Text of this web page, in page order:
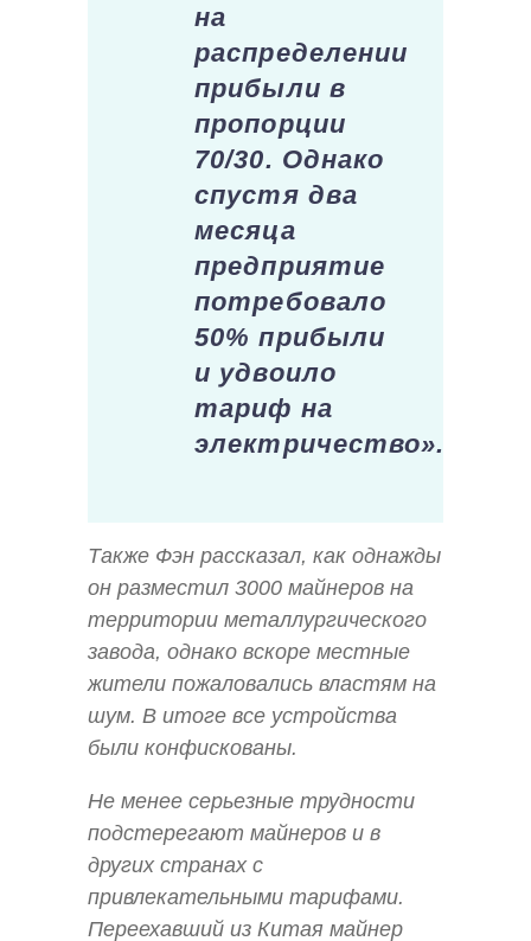
на
распределении
прибыли в
пропорции
70/30. Однако
спустя два
месяца
предприятие
потребовало
50% прибыли
и удвоило
тариф на
электричество».
Также Фэн рассказал, как однажды
он разместил 3000 майнеров на
территории металлургического
завода, однако вскоре местные
жители пожаловались властям на
шум. В итоге все устройства
были конфискованы.
Не менее серьезные трудности
подстерегают майнеров и в
других странах с
привлекательными тарифами.
Переехавший из Китая майнер